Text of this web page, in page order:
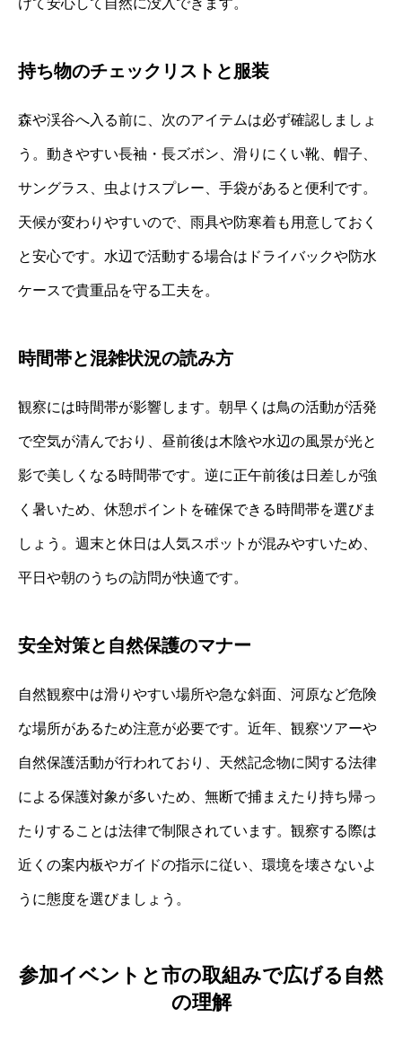
けて安心して自然に没入できます。
持ち物のチェックリストと服装
森や渓谷へ入る前に、次のアイテムは必ず確認しましょ
う。動きやすい長袖・長ズボン、滑りにくい靴、帽子、
サングラス、虫よけスプレー、手袋があると便利です。
天候が変わりやすいので、雨具や防寒着も用意しておく
と安心です。水辺で活動する場合はドライバックや防水
ケースで貴重品を守る工夫を。
時間帯と混雑状況の読み方
観察には時間帯が影響します。朝早くは鳥の活動が活発
で空気が清んでおり、昼前後は木陰や水辺の風景が光と
影で美しくなる時間帯です。逆に正午前後は日差しが強
く暑いため、休憩ポイントを確保できる時間帯を選びま
しょう。週末と休日は人気スポットが混みやすいため、
平日や朝のうちの訪問が快適です。
安全対策と自然保護のマナー
自然観察中は滑りやすい場所や急な斜面、河原など危険
な場所があるため注意が必要です。近年、観察ツアーや
自然保護活動が行われており、天然記念物に関する法律
による保護対象が多いため、無断で捕まえたり持ち帰っ
たりすることは法律で制限されています。観察する際は
近くの案内板やガイドの指示に従い、環境を壊さないよ
うに態度を選びましょう。
参加イベントと市の取組みで広げる自然
の理解